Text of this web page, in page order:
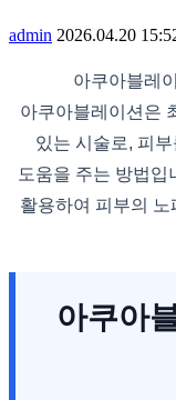
admin 2026.04.20
아쿠아블레
아쿠아블레이션은
있는 시술로, 피
도움을 주는 방법
활용하여 피부의
아쿠아